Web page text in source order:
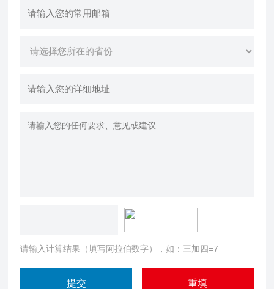
请输入计算结果（填写阿拉伯数字），如：三加四=7